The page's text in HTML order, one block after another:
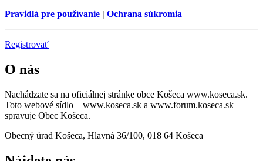
Pravidlá pre používanie | Ochrana súkromia
Registrovať
O nás
Nachádzate sa na oficiálnej stránke obce Košeca www.koseca.sk.
Toto webové sídlo – www.koseca.sk a www.forum.koseca.sk
spravuje Obec Košeca.
Obecný úrad Košeca, Hlavná 36/100, 018 64 Košeca